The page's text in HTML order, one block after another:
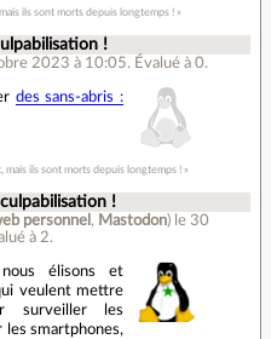
ils sont morts depuis longtemps ! »
!
2023 à 10:05. Évalué à0.
des sans-abris :
mais ils sont morts depuis longtemps ! »
!
personnel , Mastodon) le 30
à 2.
élisons et
veulent mettre
surveiller les
les smartphones,